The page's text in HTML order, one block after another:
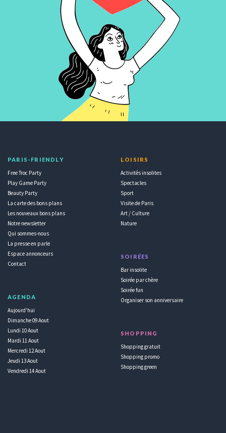
PARIS-FRIENDLY
Free Troc Party
Play Game Party
Beauty Party
La carte des bons plans
Les nouveaux bons plans
Notre newsletter
Qui sommes-nous
La presse en parle
Espace annonceurs
Contact
AGENDA
Aujourd'hui
Dimanche 09 Aout
Lundi 10 Aout
Mardi 11 Aout
Mercredi 12 Aout
Jeudi 13 Aout
Vendredi 14 Aout
LOISIRS
Activités insolites
Spectacles
Sport
Visite de Paris
Art / Culture
Nature
SOIRÉES
Bar insolite
Soirée par chère
Soirée fun
Organiser son anniversaire
SHOPPING
Shopping gratuit
Shopping promo
Shopping green